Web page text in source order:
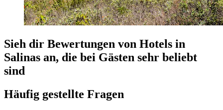
Sieh dir Bewertungen von Hotels in
Salinas an, die bei Gästen sehr beliebt
sind
Häufig gestellte Fragen